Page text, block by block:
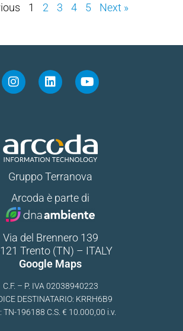
1 2 3 4 5 Next »
Gruppo Terranova
Via del Brennero 139
Trento (TN) – ITALY
Google Maps
Arcoda è parte di
C.F. – P. IVA 02038940223
DESTINATARIO: KRRH6B9
TN-196188 C.S. € 10.000,00 i.v.